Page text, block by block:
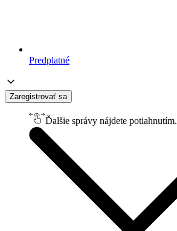
Predplatné
Zaregistrovať sa
Ďalšie správy nájdete potiahnutím.